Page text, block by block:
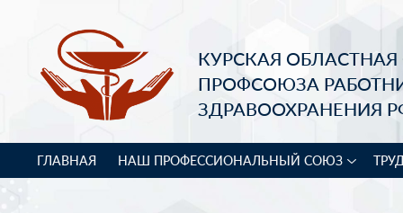
КУРСКАЯ
ПРОФСОЮЗА
ЗДРАВООХРАНЕНИЯ
ГЛАВНАЯ НАШ ПРОФЕССИОНАЛЬНЫЙ СОЮЗ